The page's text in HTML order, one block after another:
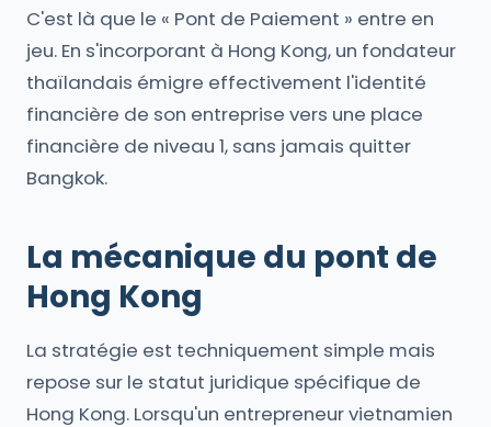
C'est là que le « Pont de Paiement » entre en
jeu. En s'incorporant à Hong Kong, un fondateur
thaïlandais émigre effectivement l'identité
financière de son entreprise vers une place
financière de niveau 1, sans jamais quitter
Bangkok.
La mécanique du pont de
Hong Kong
La stratégie est techniquement simple mais
repose sur le statut juridique spécifique de
Hong Kong. Lorsqu'un entrepreneur vietnamien